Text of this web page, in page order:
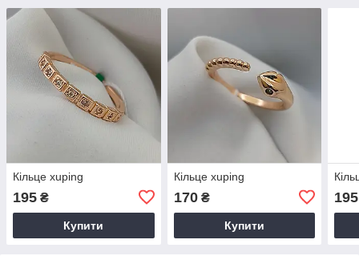
Кільце xuping
195 ₴
Купити
Кільце xuping
170₴
Купити
195